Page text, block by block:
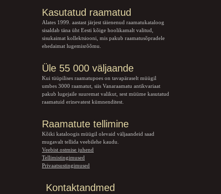
Kasutatud raamatud
Alates 1999. aastast järjest täienenud raamatukataloog
sisaldab täna üht Eesti kõige hoolikamalt valitud,
sisukaimat kollektsiooni, mis pakub raamatusõpradele
ehedaimat lugemisrõõmu.
Üle 55 000 väljaande
Kui tüüpilises raamatupoes on tavapäraselt müügil
umbes 3000 raamatut, siis Vanaraamatu antikvariaat
pakub lugejaile suuremat valikut, sest müüme kasutatud
raamatuid erinevatest kümnenditest.
Raamatute tellimine
Kõiki kataloogis müügil olevaid väljaandeid saad
mugavalt tellida veebilehe kaudu.
Veebist ostmise juhend
Tellimistingimused
Privaatsustingimused
Kontaktandmed